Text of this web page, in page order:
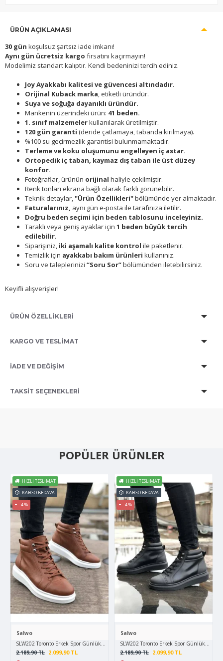
ÜRÜN AÇIKLAMASI
30 gün koşulsuz şartsız iade imkanı!
Aynı gün ücretsiz kargo fırsatını kaçırmayın!
Modelimiz standart kalıptır. Kendi bedeninizi tercih ediniz.
Joy Ayakkabı kalitesi ve güvencesi altındadır.
Orijinal Kuback marka, etiketli üründür.
Suya ve soğuğa dayanıklı üründür.
Mankenin üzerindeki ürün: 41 beden.
1. sınıf malzemelerkullanılarak üretilmiştir.
120 gün garanti (deride çatlamaya, tabanda kırılmaya).
%100 su geçirmezlik garantisi bulunmamaktadır.
Terleme ve koku oluşumunu engelleyen iç astar.
Ortopedik iç taban, kaymaz dış taban ile üst düzey
konfor.
Fotoğraflar, ürünün orijinal haliyle çekilmiştir.
Renk tonları ekrana bağlı olarak farklı görünebilir.
Teknik detaylar,"Ürün Özellikleri"bölümünde yer almaktadır.
Faturalarınız, aynı gün e-posta ile tarafınıza iletilir.
Doğru beden seçimi için beden tablosunu inceleyiniz.
Taraklı veya geniş ayaklar için 1 beden büyük tercih
edilebilir.
Siparişiniz, iki aşamalı kalite kontrol ile paketlenir.
Temizlik için ayakkabı bakım ürünleri kullanınız.
Soru ve taleplerinizi “Soru Sor”bölümünden iletebilirsiniz.
Keyifli alışverişler!
ÜRÜN ÖZELLİKLERİ
KARGO VE TESLİMAT
İADE VE DEĞİŞİM
TAKSIT SEÇENEKLERI
POPÜLER ÜRÜNLER
HIZLI TESLIMAT
KARGO BEDAVA
-4 %
Salwo
SLW202 Toronto Erkek Spor Günlük Bağcıklı Cilt Bot CBT - Taba
2.099,90 TL
2.189,90 TL
HIZLI TESLIMAT
KARGO BEDAVA
-4 %
Salwo
SLW202 Toronto Erkek Spor Günlük
2.099,90 TL
2.189,90 TL